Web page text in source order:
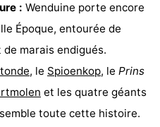
: Wenduine porte encore
Époque, entourée de
marais endigués.
, le Spioenkop, le Prins
et les quatre géants
toute cette histoire.